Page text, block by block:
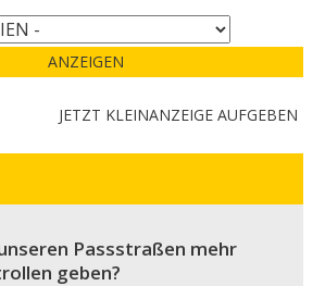
ANZEIGEN
JETZT KLEINANZEIGE AUFGEBEN
Passstraßen mehr
geben?